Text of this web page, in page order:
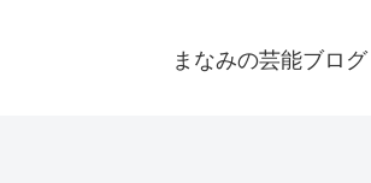
まなみの芸能ブログ